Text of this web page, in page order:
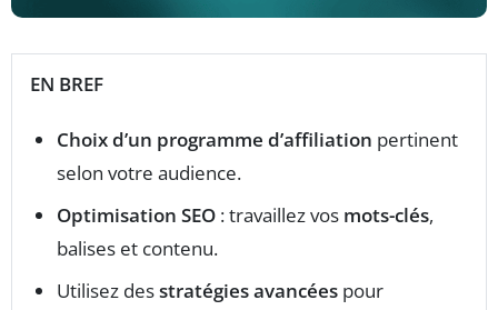
EN BREF
Choix d’un programme d’affiliation pertinent
selon votre audience.
Optimisation SEO : travaillez vos mots-clés,
balises et contenu.
Utilisez desstratégies avancées pour